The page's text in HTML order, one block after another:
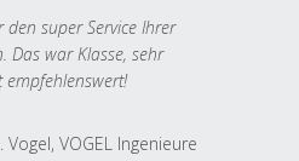
super Service Ihrer
Das war Klasse, sehr
Vogel, VOGEL Ingenieure